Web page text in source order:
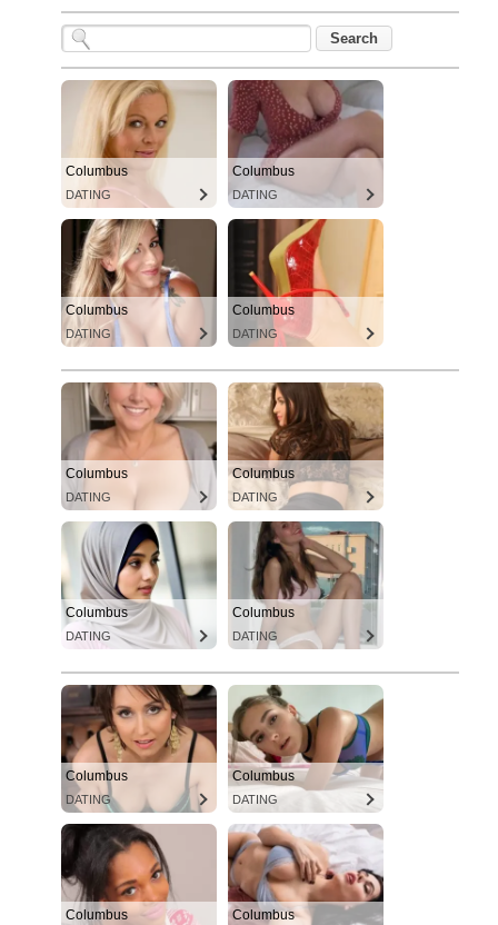
Columbus
DATING
Columbus
DATING
Columbus
DATING
Columbus
DATING
Columbus
DATING
Columbus
DATING
Columbus
DATING
Columbus
DATING
Columbus
DATING
Columbus
DATING
Columbus Columbus